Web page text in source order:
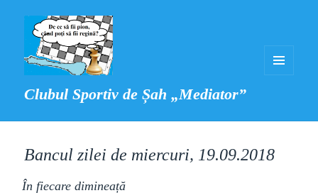
Clubul Sportiv de Șah „Mediator”
Bancul zilei de miercuri, 19.09.2018
În fiecare dimineață